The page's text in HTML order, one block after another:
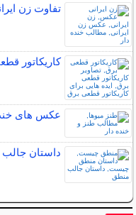
تفاوت زن
کاریکاتور
عکس های
داستان